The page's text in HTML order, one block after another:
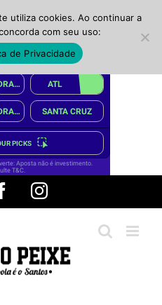
FacebookInstagram
utiliza cookies. Ao continuar a
com seu uso:
de Privacidade